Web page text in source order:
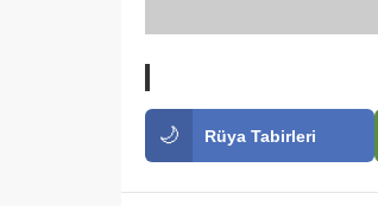
🌙 Rüya Tabirleri